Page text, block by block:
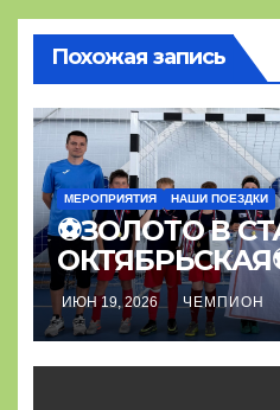
Похожая запись
МЕРОПРИЯТИЯ НАШИ ПОЕЗДКИ
⚽ЗОЛОТО В
ИЮН 19, 2026 ЧЕМПИОН